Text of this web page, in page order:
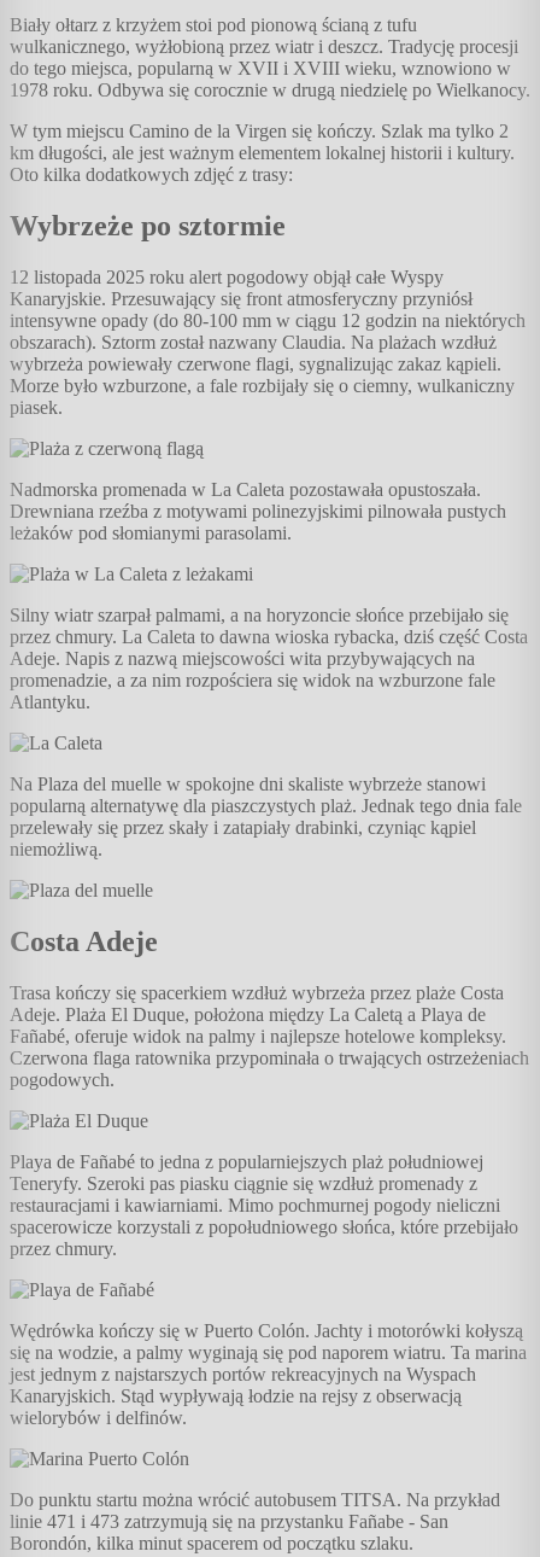
Biały ołtarz z krzyżem stoi pod pionową ścianą z tufu
wulkanicznego, wyżłobioną przez wiatr i deszcz. Tradycję procesji
do tego miejsca, popularną w XVII i XVIII wieku, wznowiono w
1978 roku. Odbywa się corocznie w drugą niedzielę po Wielkanocy.
W tym miejscu Camino de la Virgen się kończy. Szlak ma tylko 2
km długości, ale jest ważnym elementem lokalnej historii i kultury.
Oto kilka dodatkowych zdjęć z trasy:
Wybrzeże po sztormie
12 listopada 2025 roku alert pogodowy objął całe Wyspy
Kanaryjskie. Przesuwający się front atmosferyczny przyniósł
intensywne opady (do 80-100 mm w ciągu 12 godzin na niektórych
obszarach). Sztorm został nazwany Claudia. Na plażach wzdłuż
wybrzeża powiewały czerwone flagi, sygnalizując zakaz kąpieli.
Morze było wzburzone, a fale rozbijały się o ciemny, wulkaniczny
piasek.
Nadmorska promenada w La Caleta pozostawała opustoszała.
Drewniana rzeźba z motywami polinezyjskimi pilnowała pustych
leżaków pod słomianymi parasolami.
Silny wiatr szarpał palmami, a na horyzoncie słońce przebijało się
przez chmury. La Caleta to dawna wioska rybacka, dziś część Costa
Adeje. Napis z nazwą miejscowości wita przybywających na
promenadzie, a za nim rozpościera się widok na wzburzone fale
Atlantyku.
Na Plaza del muelle w spokojne dni skaliste wybrzeże stanowi
popularną alternatywę dla piaszczystych plaż. Jednak tego dnia fale
przelewały się przez skały i zatapiały drabinki, czyniąc kąpiel
niemożliwą.
Costa Adeje
Trasa kończy się spacerkiem wzdłuż wybrzeża przez plaże Costa
Adeje. Plaża El Duque, położona między La Caletą a Playa de
Fañabé, oferuje widok na palmy i najlepsze hotelowe kompleksy.
Czerwona flaga ratownika przypominała o trwających ostrzeżeniach
pogodowych.
Playa de Fañabé to jedna z popularniejszych plaż południowej
Teneryfy. Szeroki pas piasku ciągnie się wzdłuż promenady z
restauracjami i kawiarniami. Mimo pochmurnej pogody nieliczni
spacerowicze korzystali z popołudniowego słońca, które przebijało
przez chmury.
Wędrówka kończy się w Puerto Colón. Jachty i motorówki kołyszą
się na wodzie, a palmy wyginają się pod naporem wiatru. Ta marina
jest jednym z najstarszych portów rekreacyjnych na Wyspach
Kanaryjskich. Stąd wypływają łodzie na rejsy z obserwacją
wielorybów i delfinów.
Do punktu startu można wrócić autobusem TITSA. Na przykład
linie 471 i 473 zatrzymują się na przystanku Fañabe - San
Borondón, kilka minut spacerem od początku szlaku.